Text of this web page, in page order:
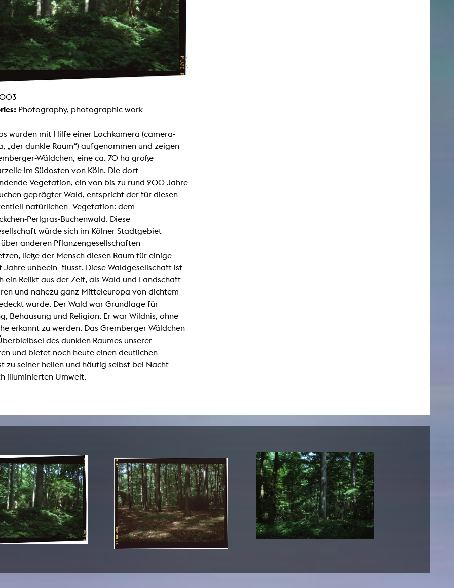
Photography, photographic work
wurden mit Hilfe einer Lochkamera (camera-
„der dunkle Raum“) aufgenommen und zeigen
Wäldchen, eine ca. 70 ha große
im Südosten von Köln. Die dort
Vegetation, ein von bis zu rund 200 Jahre
geprägter Wald, entspricht der für diesen
natürlichen- Vegetation: dem
Perlgras-Buchenwald. Diese
würde sich im Kölner Stadtgebiet
anderen Pflanzengesellschaften
ließe der Mensch diesen Raum für einige
Jahre unbeein- flusst. Diese Waldgesellschaft ist
ein Relikt aus der Zeit, als Wald und Landschaft
und nahezu ganz Mitteleuropa von dichtem
wurde. Der Wald war Grundlage für
Behausung und Religion. Er war Wildnis, ohne
erkannt zu werden. Das Gremberger Wäldchen
des dunklen Raumes unserer
und bietet noch heute einen deutlichen
zu seiner hellen und häufig selbst bei Nacht
illuminierten Umwelt.
/ Sculpture
Storytelling
/ Performance
Art / Global South
Studies
Context of Media
Studies
Aesthetics
technology
Lab
lab
lab
Studio
suite
studio
office
LIBRARY
Digital library
Films
Books
Periodicals
Sounds
Reserved reading shelf
off topic
Publications teaching staff
Top 10
Rara
Open Access
ABOUT US
People
Organisation
The KHM logo
Equal Opportunities
Useful help / contacts
Sponsorship Award for FLINTA*
Studying with child
Friends of the KHM e.V.
In remembrance
Internal reporting office
AGG-Beschwerdestelle